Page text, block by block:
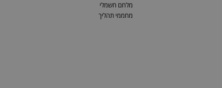
מלחם חשמלי
מחממי תהליך